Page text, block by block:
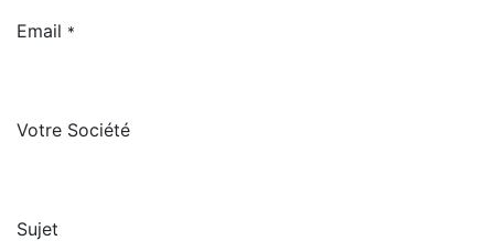
Email *
Votre Société
Sujet